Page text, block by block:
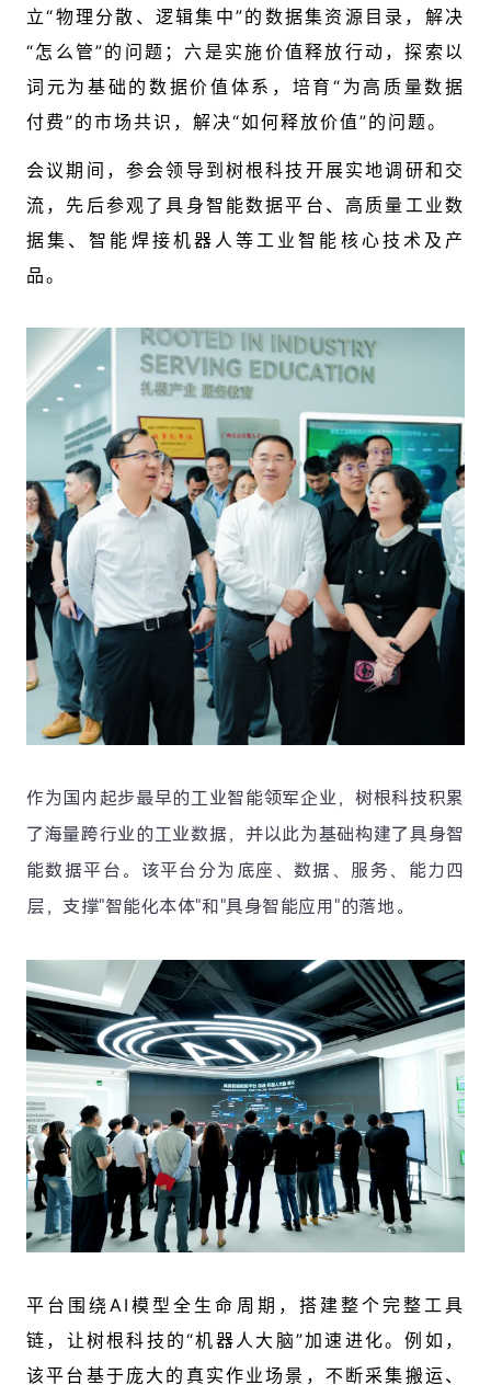
立“物理分散、逻辑集中”的数据集资源目录，解决
“怎么管”的问题；六是实施价值释放行动，探索以
词元为基础的数据价值体系，培育“为高质量数据
付费”的市场共识，解决“如何释放价值”的问题。
会议期间，参会领导到树根科技 开展实地调研和交
流 ，先后参观了具身智能数据平台、高质量工业数
据集、智能焊接机器人等工业智能核心技术及产
品。
作为国内起步最早的工业智能领军企业，树根科技积累
了海量跨行业的工业数据，并以此为基础构建了具身智
能数据平台。该平台分为底座、数据、服务、能力四
层，支撑"智能化本体"和"具身智能应用"的落地。
平台围绕AI模型全生命周期，搭建整个完整工具
链，让树根科技的“机器人大脑”加速进化。例如，
该平台基于庞大的真实作业场景，不断采集搬运、